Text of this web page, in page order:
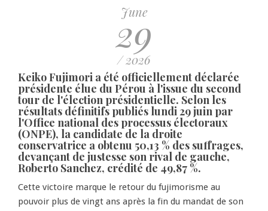
June
29
/ 2026
Keiko Fujimori a été officiellement déclarée
présidente élue du Pérou à l'issue du second
tour de l'élection présidentielle. Selon les
résultats définitifs publiés lundi 29 juin par
l'Office national des processus électoraux
(ONPE), la candidate de la droite
conservatrice a obtenu 50,13 % des suffrages,
devançant de justesse son rival de gauche,
Roberto Sanchez, crédité de 49,87 %.
Cette victoire marque le retour du fujimorisme au
pouvoir plus de vingt ans après la fin du mandat de son